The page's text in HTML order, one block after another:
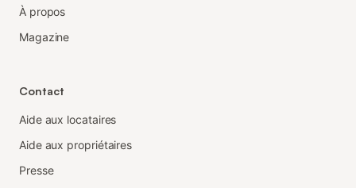
À propos
Magazine
Contact
Aide aux locataires
Aide aux propriétaires
Presse